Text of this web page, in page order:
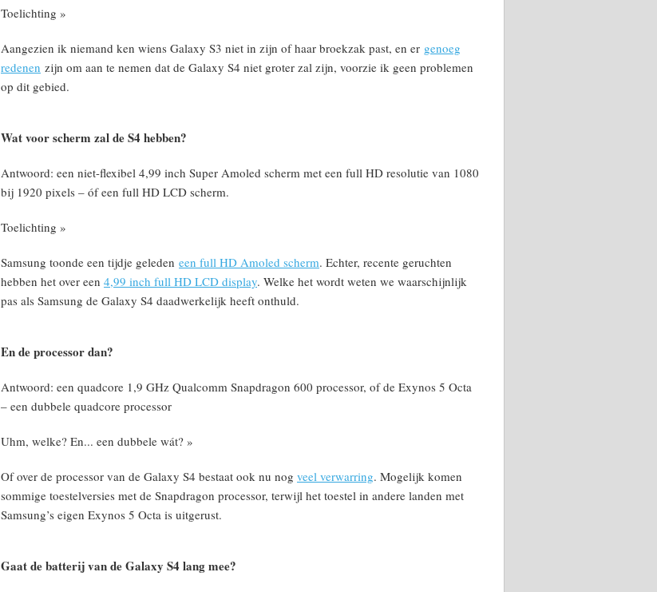
Toelichting »
Aangezien ik niemand ken wiens Galaxy S3 niet in zijn of haar broekzak past, en er genoeg
redenen zijn om aan te nemen dat de Galaxy S4 niet groter zal zijn, voorzie ik geen problemen
op dit gebied.
Wat voor scherm zal de S4 hebben?
Antwoord: een niet-flexibel 4,99 inch Super Amoled scherm met een full HD resolutie van 1080
bij 1920 pixels – óf een full HD LCD scherm.
Toelichting »
Samsung toonde een tijdje geleden een full HD Amoled scherm. Echter, recente geruchten
hebben het over een 4,99 inch full HD LCD display. Welke het wordt weten we waarschijnlijk
pas als Samsung de Galaxy S4 daadwerkelijk heeft onthuld.
En de processor dan?
Antwoord: een quadcore 1,9 GHz Qualcomm Snapdragon 600 processor, of de Exynos 5 Octa
– een dubbele quadcore processor
Uhm, welke? En... een dubbele wát? »
Of over de processor van de Galaxy S4 bestaat ook nu nog veel verwarring. Mogelijk komen
sommige toestelversies met de Snapdragon processor, terwijl het toestel in andere landen met
Samsung’s eigen Exynos 5 Octa is uitgerust.
Gaat de batterij van de Galaxy S4 lang mee?